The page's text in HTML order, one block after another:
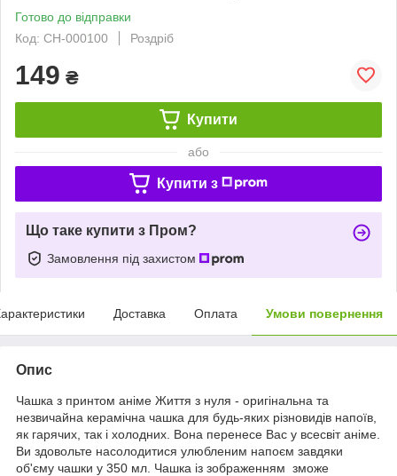
Готово до відправки
Код: СH-000100
Роздріб
149 ₴
Купити
або
Купити з
Що таке купити з Пром?
Замовлення під захистом
Доставка Оплата Умови повернення
Опис
Чашка з принтом аніме Життя з нуля - оригінальна та
незвичайна керамічна чашка для будь-яких різновидів напоїв,
як гарячих, так і холодних. Вона перенесе Вас у всесвіт аніме.
Ви здовольте насолодитися улюбленим напоєм завдяки
об'єму чашки у 350 мл. Чашка із зображенням зможе